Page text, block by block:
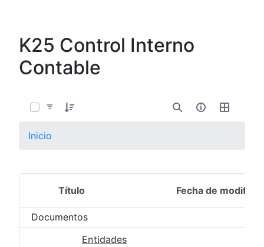
K25 Control Interno
Contable
Inicio
Selección del elemento
Título Fecha de
Documentos
Entidades